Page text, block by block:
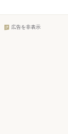
広告を非表示